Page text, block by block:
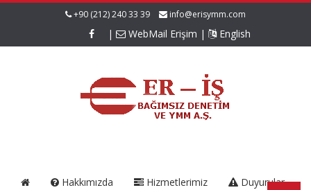
+90 (212) 240 33 39 info@erisymm.com
| WebMail Erişim | English
Hakkımızda Hizmetlerimiz Duyurular